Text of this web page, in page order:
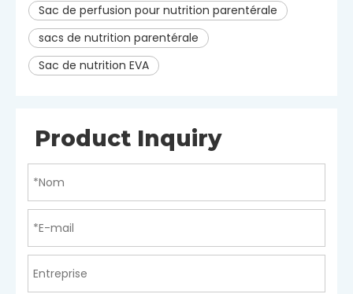
Sac de perfusion pour nutrition parentérale
sacs de nutrition parentérale
Sac de nutrition EVA
Product Inquiry